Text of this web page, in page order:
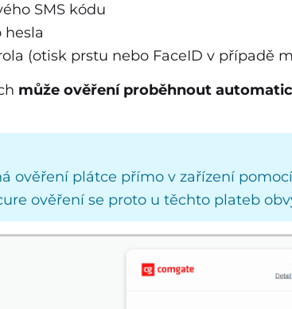
SMS kódu
hesla
(otisk prstu nebo FaceID v případě
může ověření proběhnout
ověření plátce přímo v zařízení
ověření se proto u těchto plateb